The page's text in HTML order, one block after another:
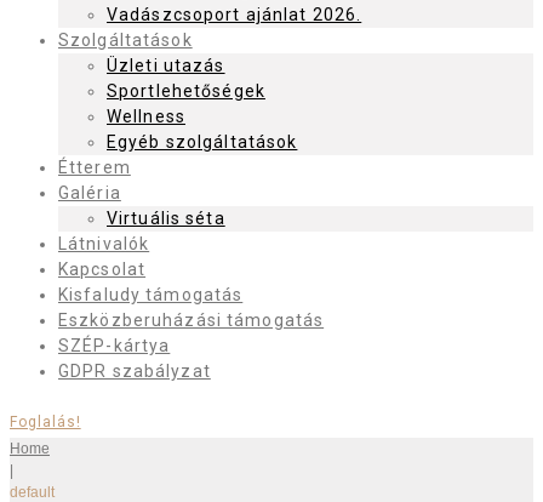
Vadászcsoport ajánlat 2026.
Szolgáltatások
Üzleti utazás
Sportlehetőségek
Wellness
Egyéb szolgáltatások
Étterem
Galéria
Virtuális séta
Látnivalók
Kapcsolat
Kisfaludy támogatás
Eszközberuházási támogatás
SZÉP-kártya
GDPR szabályzat
Foglalás!
Home
default